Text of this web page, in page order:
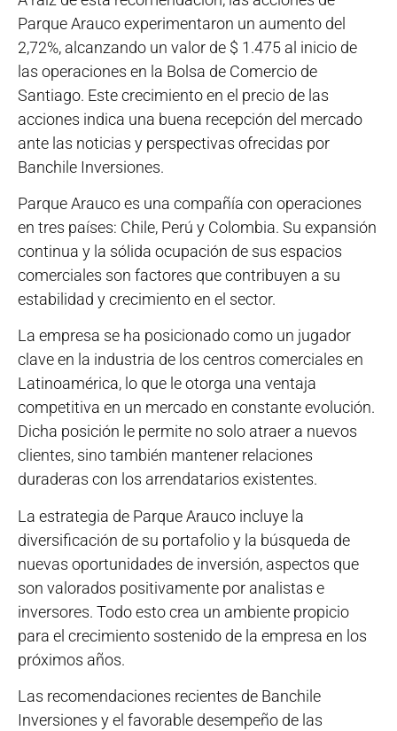
Parque Arauco experimentaron un aumento del
2,72%, alcanzando un valor de $ 1.475 al inicio de
las operaciones en la Bolsa de Comercio de
Santiago. Este crecimiento en el precio de las
acciones indica una buena recepción del mercado
ante las noticias y perspectivas ofrecidas por
Banchile Inversiones.
Parque Arauco es una compañía con operaciones
en tres países: Chile, Perú y Colombia. Su expansión
continua y la sólida ocupación de sus espacios
comerciales son factores que contribuyen a su
estabilidad y crecimiento en el sector.
La empresa se ha posicionado como un jugador
clave en la industria de los centros comerciales en
Latinoamérica, lo que le otorga una ventaja
competitiva en un mercado en constante evolución.
Dicha posición le permite no solo atraer a nuevos
clientes, sino también mantener relaciones
duraderas con los arrendatarios existentes.
La estrategia de Parque Arauco incluye la
diversificación de su portafolio y la búsqueda de
nuevas oportunidades de inversión, aspectos que
son valorados positivamente por analistas e
inversores. Todo esto crea un ambiente propicio
para el crecimiento sostenido de la empresa en los
próximos años.
Las recomendaciones recientes de Banchile
Inversiones y el favorable desempeño de las